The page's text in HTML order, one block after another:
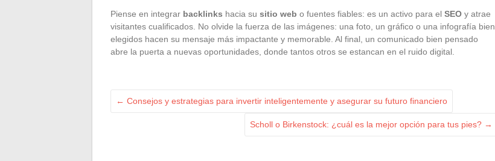
Piense en integrar backlinks hacia su sitio web o fuentes fiables: es un activo para el SEO y atrae
visitantes cualificados. No olvide la fuerza de las imágenes: una foto, un gráfico o una infografía bien
elegidos hacen su mensaje más impactante y memorable. Al final, un comunicado bien pensado
abre la puerta a nuevas oportunidades, donde tantos otros se estancan en el ruido digital.
← Consejos y estrategias para invertir inteligentemente y asegurar su futuro financiero
Scholl o Birkenstock: ¿cuál es la mejor opción para tus pies? →